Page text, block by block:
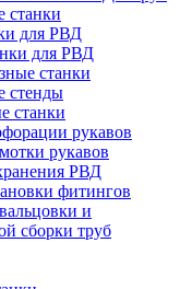
станки
для РВД
для РВД
станки
стенды
станки
рукавов
рукавов
РВД
фитингов
и
сборки труб